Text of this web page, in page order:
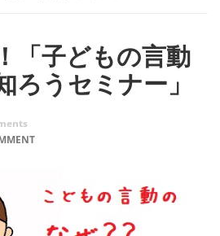
「子どもの言動
ろうセミナー」